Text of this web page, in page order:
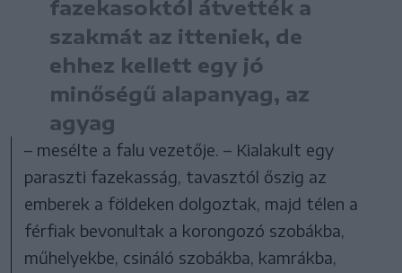
fazekasoktól átvették a
szakmát az itteniek, de
ehhez kellett egy jó
minőségű alapanyag, az
agyag
– mesélte a falu vezetője. – Kialakult egy
paraszti fazekasság, tavasztól őszig az
emberek a földeken dolgoztak, majd télen a
férfiak bevonultak a korongozó szobákba,
műhelyekbe, csináló szobákba, kamrákba,